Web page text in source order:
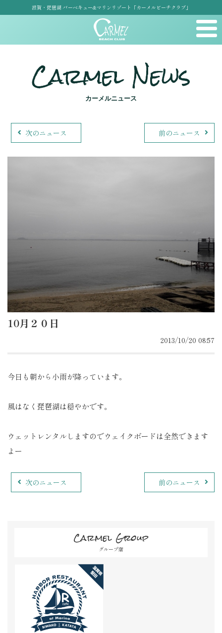
滋賀・琵琶湖 バーベキュー&マリンリゾート「カーメルビーチクラブ」
Carmel News
カーメルニュース
次のニュース 前のニュース
10月２０日
2013/10/20 08:57
今日も朝から小雨が降っています。
風はなく琵琶湖は穏やかです。
ウェットレンタルしますのでウェイクボードは全然できます
よー
次のニュース 前のニュース
Carmel Group
グループ店